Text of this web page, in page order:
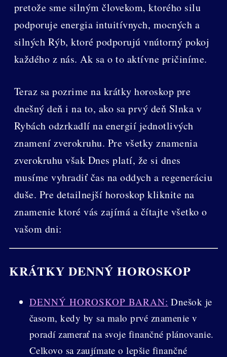
pretože sme silným človekom, ktorého silu
podporuje energia intuitívnych, mocných a
silných Rýb, ktoré podporujú vnútorný pokoj
každého z nás. Ak sa o to aktívne pričiníme.
Teraz sa pozrime na krátky horoskop pre
dnešný deň i na to, ako sa prvý deň Slnka v
Rybách odzrkadlí na energií jednotlivých
znamení zverokruhu. Pre všetky znamenia
zverokruhu však Dnes platí, že si dnes
musíme vyhradiť čas na oddych a regeneráciu
duše. Pre detailnejší horoskop kliknite na
znamenie ktoré vás zajímá a čítajte všetko o
vašom dni:
KRÁTKY DENNÝ HOROSKOP
DENNÝ HOROSKOP BARAN: Dnešok je
časom, kedy by sa malo prvé znamenie v
poradí zamerať na svoje finančné plánovanie.
Celkovo sa zaujímate o lepšie finančné